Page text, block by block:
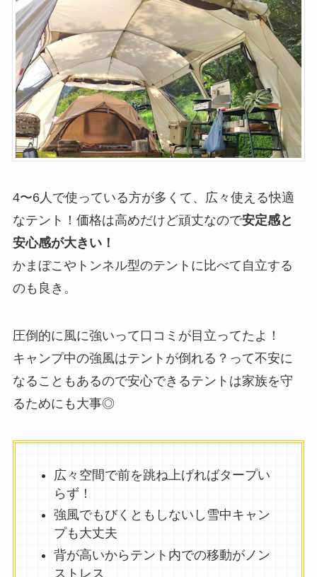
4〜6人で使っている方が多くて、広々使える快適
なテント！価格は高めだけど頑丈なので安定感と
安心感が大きい！
かまぼこやトンネル型のテントに比べて自立する
のも良き。
圧倒的に風に強いって口コミが目立ってたよ！
キャンプ中の強風はテントが倒れる？って不安に
なることもあるので安心できるテントは家族を守
るためにも大事◎
広々空間で前を跳ね上げればタープい
らず！
強風でもびくともしないし雪中キャン
プも大丈夫
背が高いからテント内での移動がノン
ストレス